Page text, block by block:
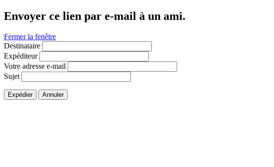
Envoyer ce lien par e-mail à un ami.
Fermer la fenêtre
Destinataire
Expéditeur
Votre adresse e-mail
Sujet
Expédier Annuler